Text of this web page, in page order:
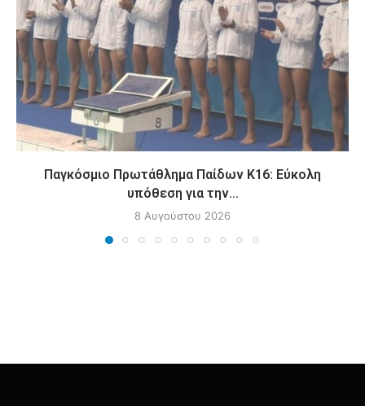
Παγκόσμιο Πρωτάθλημα Παίδων Κ16: Εύκολη
υπόθεση για την...
8 Αυγούστου 2026